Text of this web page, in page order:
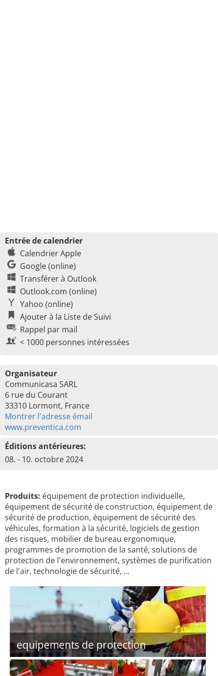
Entrée de calendrier
Calendrier Apple
Google (online)
Transférer à Outlook
Outlook.com (online)
Yahoo (online)
Ajouter à la Liste de Suivi
Rappel par mail
< 1000 personnes intéressées
Organisateur
Communicasa SARL
6 rue du Courant
33310 Lormont, France
Montrer l'adresse émail
www.preventica.com
Éditions antérieures:
08. - 10. octobre 2024
Produits: équipement de protection individuelle,
équipement de sécurité de construction, équipement de
sécurité de production, équipement de sécurité des
véhicules, formation à la sécurité, logiciels de gestion
des risques, mobilier de bureau ergonomique,
programmes de promotion de la santé, solutions de
protection de l'environnement, systèmes de purification
de l'air, technologie de sécurité, …
equipements de protection